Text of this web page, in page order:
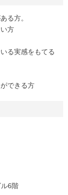
る方。
方
る実感をもてる
できる方
6階